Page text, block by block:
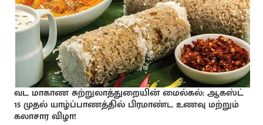
வட மாகாண சுற்றுலாத்துறையின் மைல்கல்: ஆகஸ்ட்
15 முதல் யாழ்ப்பாணத்தில் பிரமாண்ட உணவு மற்றும்
கலாசார விழா!